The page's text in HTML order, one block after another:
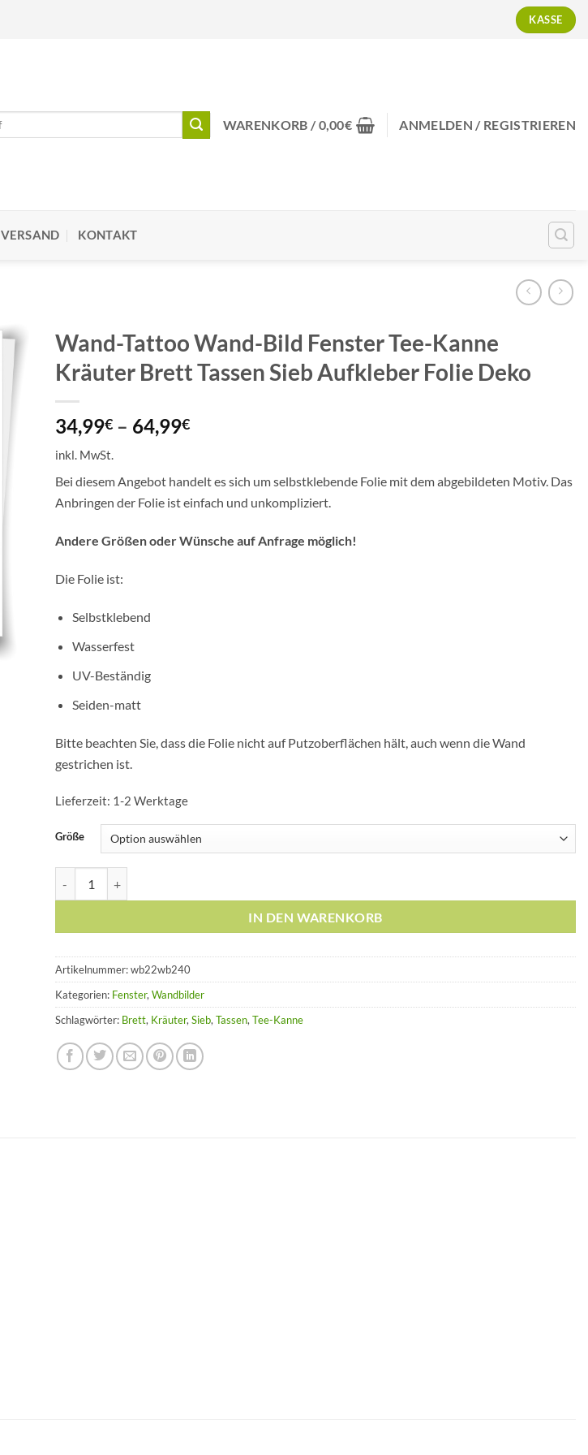
KASSE
WARENKORB /0,00€ ANMELDEN / REGISTRIEREN
VERSAND KONTAKT
Wand-Tattoo Wand-Bild Fenster Tee-Kanne
Kräuter Brett Tassen Sieb Aufkleber Folie Deko
34,99€ – 64,99€
inkl. MwSt.
Bei diesem Angebot handelt es sich um selbstklebende Folie mit dem abgebildeten Motiv. Das
Anbringen der Folie ist einfach und unkompliziert.
Andere Größen oder Wünsche auf Anfrage möglich!
Die Folie ist:
Selbstklebend
Wasserfest
UV-Beständig
Seiden-matt
Bitte beachten Sie, dass die Folie nicht auf Putzoberflächen hält, auch wenn die Wand
gestrichen ist.
Lieferzeit: 1-2 Werktage
Größe
IN DEN WARENKORB
Artikelnummer:wb22wb240
Kategorien: Fenster,Wandbilder
Schlagwörter: Brett, Kräuter,Sieb,Tassen,Tee-Kanne